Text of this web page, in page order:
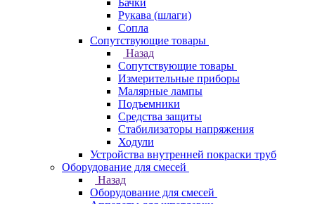
Бачки
Рукава (шлаги)
Сопла
Сопутствующие товары
Назад
Сопутствующие товары
Измерительные приборы
Малярные лампы
Подъемники
Средства защиты
Стабилизаторы напряжения
Ходули
Устройства внутренней покраски труб
Оборудование для смесей
Назад
Оборудование для смесей